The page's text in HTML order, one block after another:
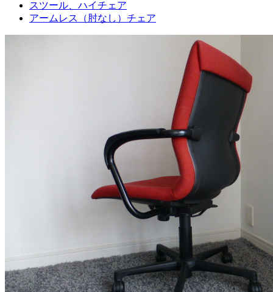
スツール、ハイチェア
アームレス（肘なし）チェア